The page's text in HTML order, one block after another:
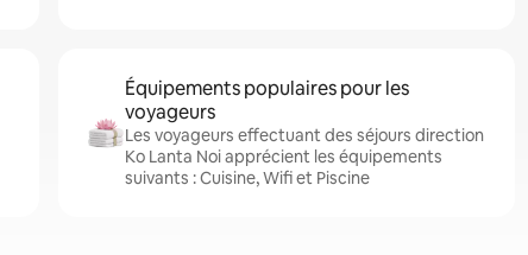
Équipements populaires pour les
voyageurs
Les voyageurs effectuant des séjours direction
Ko Lanta Noi apprécient les équipements
suivants : Cuisine, Wifi et Piscine